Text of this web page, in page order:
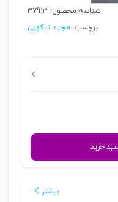
شناسه محصول: 37913
برچسب: مجید نیکویی
خرید
بیشتر